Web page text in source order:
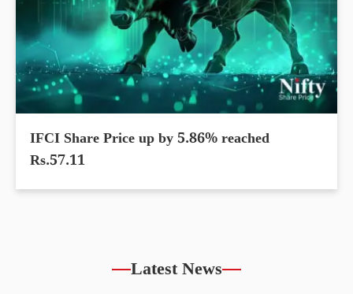
IFCI Share Price up by 5.86% reached
Rs.57.11
Latest News